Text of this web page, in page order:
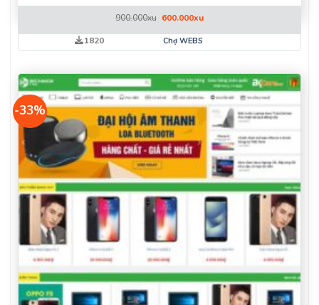
900.000xu Giá
là:
900.000xu.
600.000xuGiá
tại
1820 Chợ WEBS
-33%